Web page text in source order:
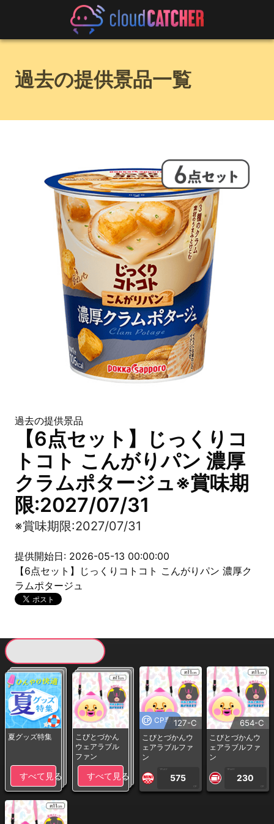
過去の提供景品一覧
過去の提供景品
【6点セット】じっくりコ
トコト こんがりパン 濃厚
クラムポタージュ※賞味期
限:2027/07/31
※賞味期限:2027/07/31
提供開始日: 2026-05-13 00:00:00
【6点セット】じっくりコトコト こんがりパン 濃厚ク
ラムポタージュ
夏グッズ特集
すべて見る
こびとづかん
ウェアラブル
ファン
すべて見る
CP専用127-C
こびとづかんウ
ェアラブルファ
ン
1PLAY
575
CP
654-C
こびとづかんウ
ェアラブルファ
ン
1PLAY
230
CP